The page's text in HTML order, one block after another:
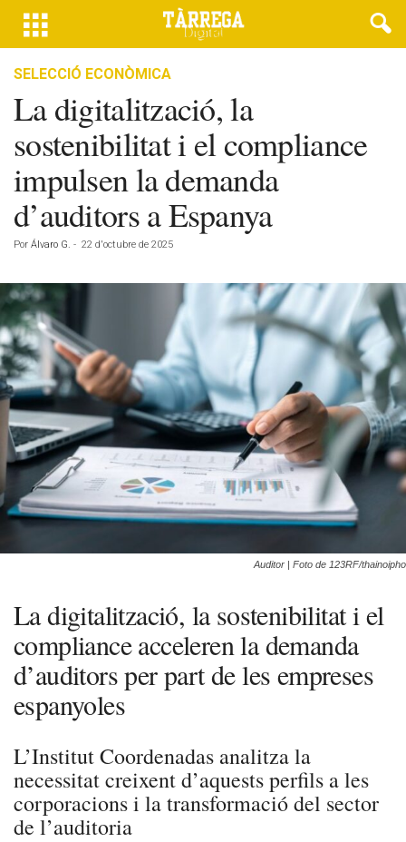
SELECCIÓ ECONÒMICA
La digitalització, la
sostenibilitat i el compliance
impulsen la demanda
d’auditors a Espanya
Por Álvaro G. - 22 d'octubre de 2025
Auditor | Foto de 123RF/thainoipho
La digitalització, la sostenibilitat i el
compliance acceleren la demanda
d’auditors per part de les empreses
espanyoles
L’Institut Coordenadas analitza la
necessitat creixent d’aquests perfils a les
corporacions i la transformació del sector
de l’auditoria